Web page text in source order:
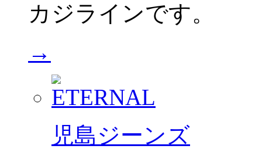
カジラインです。
→
児島ジーンズ